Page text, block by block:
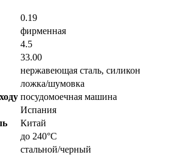
0.19
фирменная
4.5
33.00
нержавеющая сталь, силикон
ложка/шумовка
посудомоечная машина
Испания
Китай
до 240°C
стальной/черный